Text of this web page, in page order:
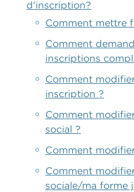
d'inscription?
Comment mettre
Comment
inscriptions
Comment
inscription ?
Comment
social ?
Comment
Comment
sociale/ma forme